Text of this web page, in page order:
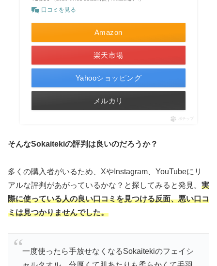
口コミを見る
Amazon
楽天市場
Yahooショッピング
メルカリ
ポチップ
そんなSokaitekiの評判は良いのだろうか？
多くの購入者がいるため、XやInstagram、YouTubeにリ
アルな評判があがっているかな？と探してみると発見。 実
際に使っている人の良い口コミを見つける反面、悪い口コ
ミは見つかりませんでした。
一度使ったら手放せなくなるSokaitekiのフェイシ